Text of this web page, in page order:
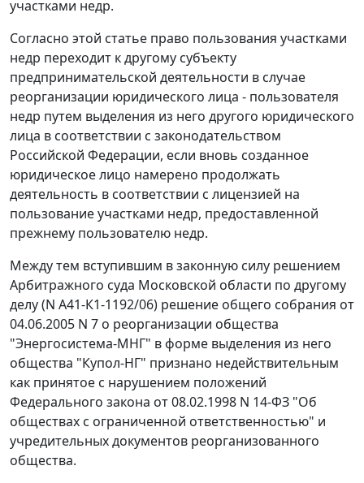
участками недр.
Согласно этой статье право пользования участками
недр переходит к другому субъекту
предпринимательской деятельности в случае
реорганизации юридического лица - пользователя
недр путем выделения из него другого юридического
лица в соответствии с законодательством
Российской Федерации, если вновь созданное
юридическое лицо намерено продолжать
деятельность в соответствии с лицензией на
пользование участками недр, предоставленной
прежнему пользователю недр.
Между тем вступившим в законную силу решением
Арбитражного суда Московской области по другому
делу (N А41-К1-1192/06) решение общего собрания от
04.06.2005 N 7 о реорганизации общества
"Энергосистема-МНГ" в форме выделения из него
общества "Купол-НГ" признано недействительным
как принятое с нарушением положений
Федерального закона от 08.02.1998 N 14-ФЗ "Об
обществах с ограниченной ответственностью" и
учредительных документов реорганизованного
общества.